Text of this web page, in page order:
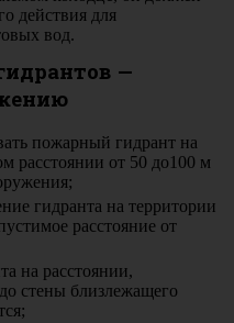
действия для
вод.
—
пожарный гидрант на
расстоянии от 50 до100 м
гидранта на территории
расстояние от
на расстоянии,
стены близлежащего